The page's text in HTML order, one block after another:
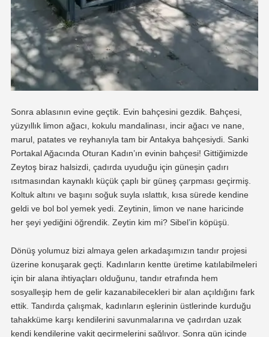
Sonra ablasının evine geçtik. Evin bahçesini gezdik. Bahçesi,
yüzyıllık limon ağacı, kokulu mandalinası, incir ağacı ve nane,
marul, patates ve reyhanıyla tam bir Antakya bahçesiydi. Sanki
Portakal Ağacında Oturan Kadın’ın evinin bahçesi! Gittiğimizde
Zeytoş biraz halsizdi, çadırda uyuduğu için güneşin çadırı
ısıtmasından kaynaklı küçük çaplı bir güneş çarpması geçirmiş.
Koltuk altını ve başını soğuk suyla ıslattık, kısa sürede kendine
geldi ve bol bol yemek yedi. Zeytinin, limon ve nane haricinde
her şeyi yediğini öğrendik. Zeytin kim mi? Sibel’in köpüşü.
Dönüş yolumuz bizi almaya gelen arkadaşımızın tandır projesi
üzerine konuşarak geçti. Kadınların kentte üretime katılabilmeleri
için bir alana ihtiyaçları olduğunu, tandır etrafında hem
sosyalleşip hem de gelir kazanabilecekleri bir alan açıldığını fark
ettik. Tandırda çalışmak, kadınların eşlerinin üstlerinde kurduğu
tahakküme karşı kendilerini savunmalarına ve çadırdan uzak
kendi kendilerine vakit geçirmelerini sağlıyor. Sonra gün içinde